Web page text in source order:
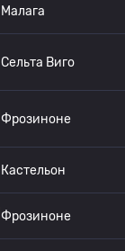
Малага
Сельта Виго
Фрозиноне
Кастельон
Фрозиноне